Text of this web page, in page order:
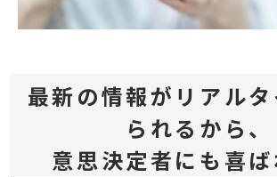
最新の情報がリアル
られるから、
意思決定者にも喜